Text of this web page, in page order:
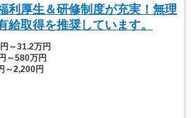
利厚生＆研修制度が充実！無理
給取得を推奨しています。
～31.2万円
～580万円
～2,200円